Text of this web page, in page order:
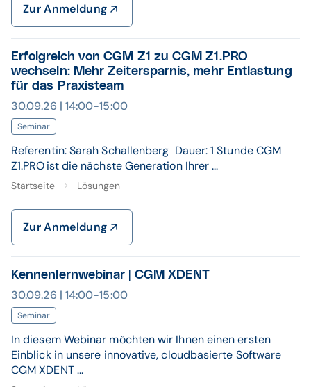
Zur Anmeldung
Erfolgreich von CGM Z1 zu CGM Z1.PRO
wechseln: Mehr Zeitersparnis, mehr Entlastung
für das Praxisteam
30.09.26 | 14:00-15:00
Seminar
Referentin: Sarah Schallenberg Dauer: 1 Stunde CGM
Z1.PRO ist die nächste Generation Ihrer ...
Startseite Lösungen
Zur Anmeldung
Kennenlernwebinar | CGM XDENT
30.09.26 | 14:00-15:00
Seminar
In diesem Webinar möchten wir Ihnen einen ersten
Einblick in unsere innovative, cloudbasierte Software
CGM XDENT ...